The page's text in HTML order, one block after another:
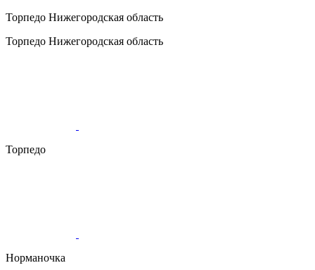
Торпедо Нижегородская область
Торпедо Нижегородская область
Торпедо
Норманочка